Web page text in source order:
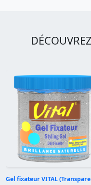
Gel fixateur VITAL